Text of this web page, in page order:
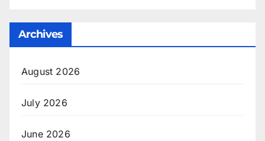
Archives
August 2026
July 2026
June 2026